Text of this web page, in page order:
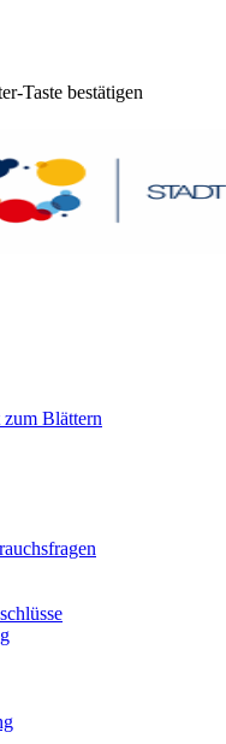
Taste bestätigen
Blättern